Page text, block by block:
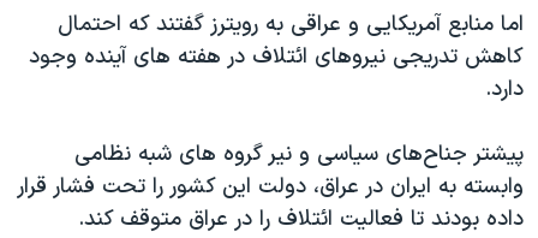
اما منابع آمریکایی و عراقی به رویترز گفتند که احتمال
کاهش تدریجی نیروهای ائتلاف در هفته های آینده وجود
دارد.
پیشتر جناح‌های سیاسی و نیر گروه های شبه نظامی
وابسته به ایران در عراق، دولت این کشور را تحت فشار قرار
داده‌ بودند تا فعالیت ائتلاف را در عراق متوقف کند.